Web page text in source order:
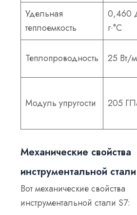
Удельная
теплоемкость
0,460
г·°С
Теплопроводность 25 Вт/
Модуль упругости 205
Механические свойства
инструментальной
Вот механические свойства
инструментальной стали S7: